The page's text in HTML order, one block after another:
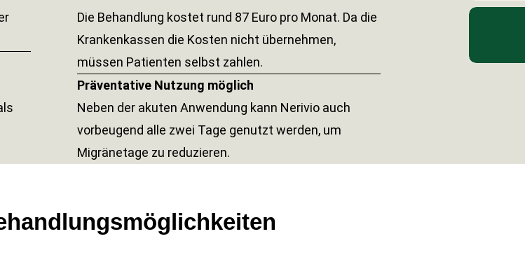
Die Behandlung kostet rund 87 Euro pro Monat. Da die
Krankenkassen die Kosten nicht übernehmen,
müssen Patienten selbst zahlen.
Präventative Nutzung möglich
Neben der akuten Anwendung kann Nerivio auch
vorbeugend alle zwei Tage genutzt werden, um
Migränetage zu reduzieren.